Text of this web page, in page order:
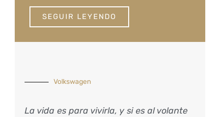
SEGUIR LEYENDO
Volkswagen
La vida es para vivirla, y si es al volante